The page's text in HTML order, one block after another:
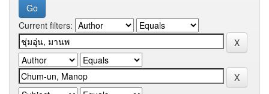
Current filters: